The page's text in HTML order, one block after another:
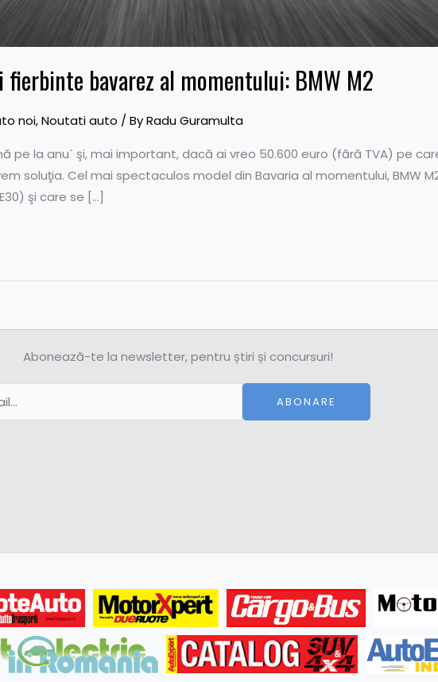
bavarez al momentului: BMW M2
noi,Noutati auto / ByRadu Guramulta
pe la anu´ şi, mai important, dacă ai vreo 50.600 euro (fără TVA) pe
soluţia. Cel mai spectaculos model din Bavaria al momentului, BMW
şi care se […]
Abonează-te la newsletter, pentru știri și concursuri!
ABONARE